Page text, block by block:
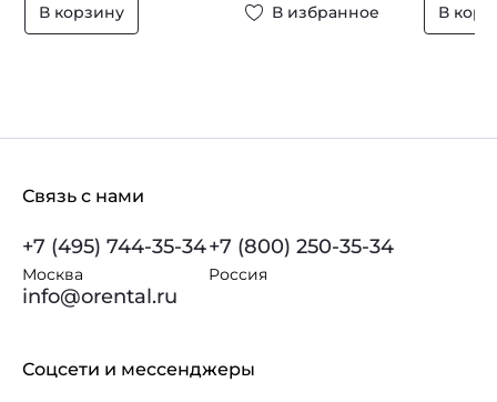
В корзину В избранное В
Связь с нами
+7 (495) 744-35-34
Москва
+7 (800) 250-35-34
Россия
info@orental.ru
Соцсети и мессенджеры